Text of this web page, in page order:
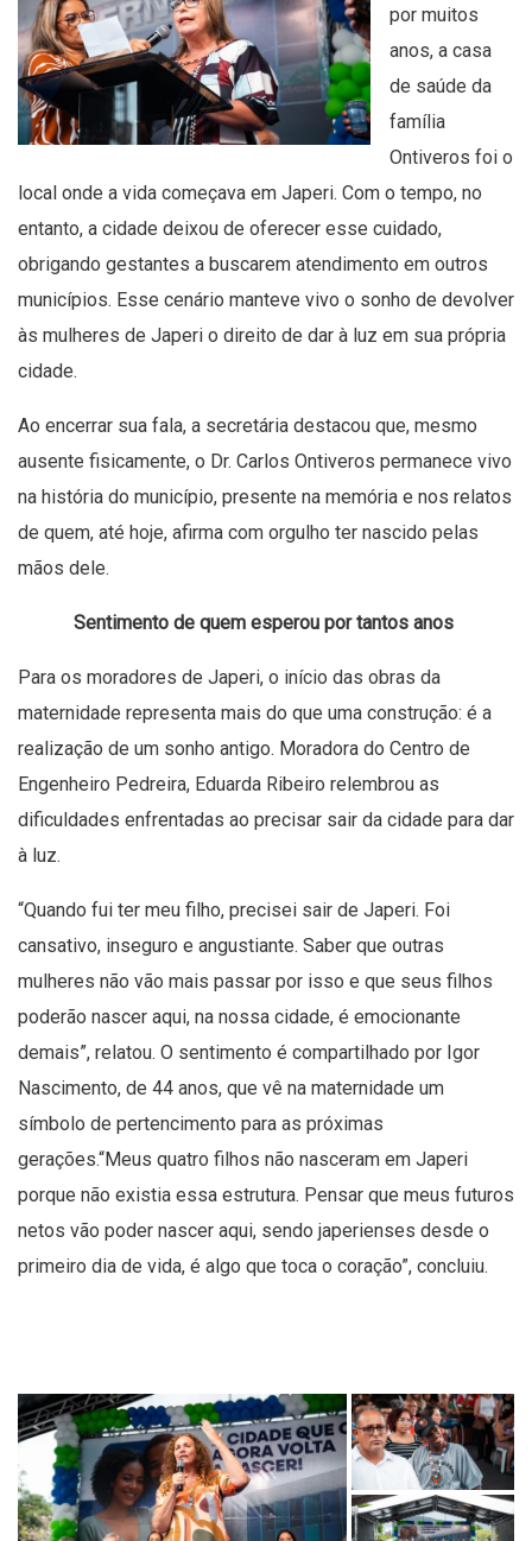
por muitos
anos, a casa
de saúde da
família
Ontiveros foi o
local onde a vida começava em Japeri. Com o tempo, no
entanto, a cidade deixou de oferecer esse cuidado,
obrigando gestantes a buscarem atendimento em outros
municípios. Esse cenário manteve vivo o sonho de devolver
às mulheres de Japeri o direito de dar à luz em sua própria
cidade.
Ao encerrar sua fala, a secretária destacou que, mesmo
ausente fisicamente, o Dr. Carlos Ontiveros permanece vivo
na história do município, presente na memória e nos relatos
de quem, até hoje, afirma com orgulho ter nascido pelas
mãos dele.
Sentimento de quem esperou por tantos anos
Para os moradores de Japeri, o início das obras da
maternidade representa mais do que uma construção: é a
realização de um sonho antigo. Moradora do Centro de
Engenheiro Pedreira, Eduarda Ribeiro relembrou as
dificuldades enfrentadas ao precisar sair da cidade para dar
à luz.
“Quando fui ter meu filho, precisei sair de Japeri. Foi
cansativo, inseguro e angustiante. Saber que outras
mulheres não vão mais passar por isso e que seus filhos
poderão nascer aqui, na nossa cidade, é emocionante
demais”, relatou. O sentimento é compartilhado por Igor
Nascimento, de 44 anos, que vê na maternidade um
símbolo de pertencimento para as próximas
gerações.“Meus quatro filhos não nasceram em Japeri
porque não existia essa estrutura. Pensar que meus futuros
netos vão poder nascer aqui, sendo japerienses desde o
primeiro dia de vida, é algo que toca o coração”, concluiu.